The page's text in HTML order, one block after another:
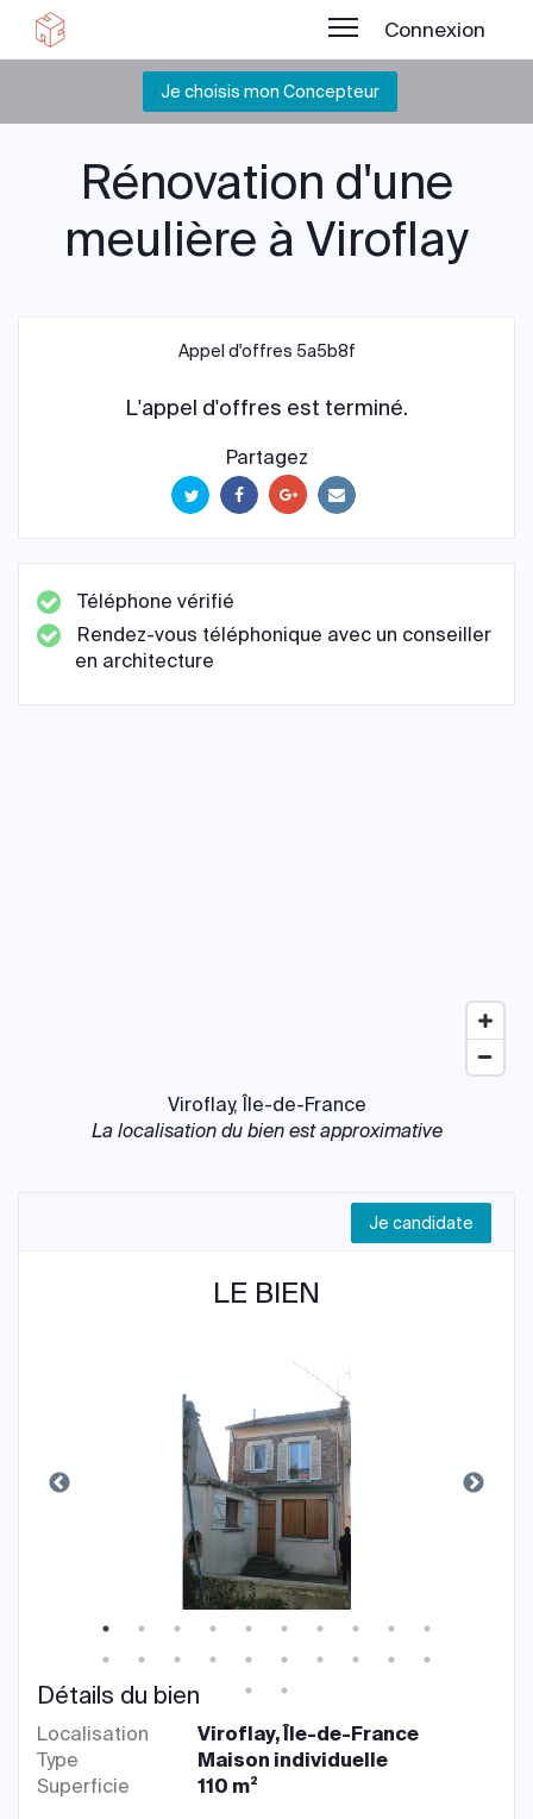
Connexion
Je choisis mon Concepteur
Rénovation d'une
meulière à Viroflay
Appel d'offres 5a5b8f
L'appel d'offres est terminé.
Partagez
Téléphone vérifié
Rendez-vous téléphonique avec un conseiller
en architecture
Viroflay, Île-de-France
La localisation du bien est approximative
Je candidate
LE BIEN
Détails du bien
Localisation
Viroflay, Île-de-France
Type
Maison individuelle
Superficie
110 m²